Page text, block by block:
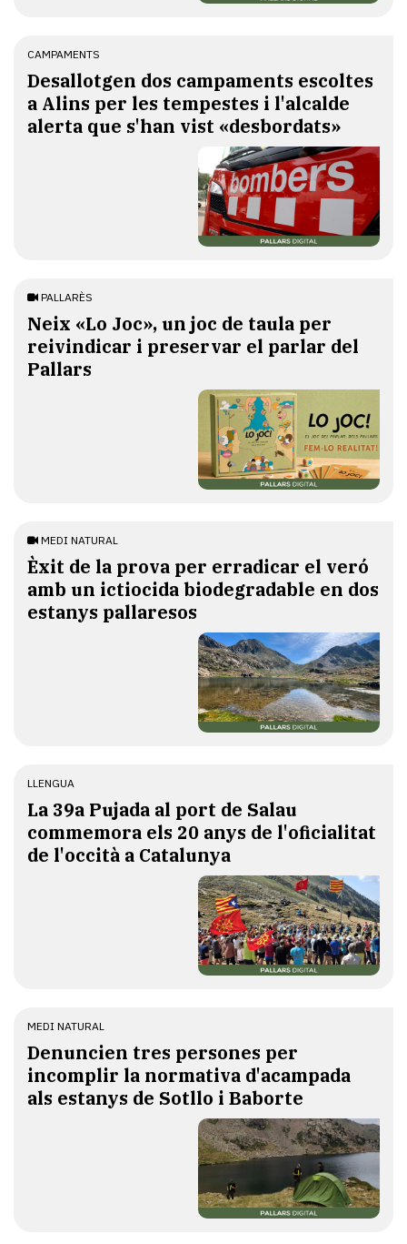
CAMPAMENTS
​Desallotgen dos campaments escoltes
a Alins per les tempestes i l'alcalde
alerta que s'han vist «desbordats»
PALLARÈS
​Neix «Lo Joc», un joc de taula per
reivindicar i preservar el parlar del
Pallars
MEDI NATURAL
Èxit de la prova per erradicar el veró
amb un ictiocida biodegradable en dos
estanys pallaresos
LLENGUA
​La 39a Pujada al port de Salau
commemora els 20 anys de l'oficialitat
de l'occità a Catalunya
MEDI NATURAL
Denuncien tres persones per
incomplir la normativa d'acampada
als estanys de Sotllo i Baborte